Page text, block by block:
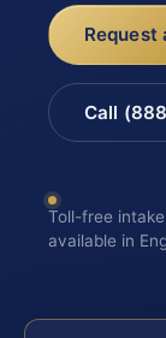
Request
Call
Toll-free
available in